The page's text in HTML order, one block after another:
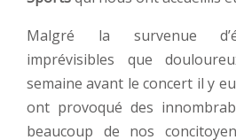
Malgré la survenue
imprévisibles que
semaine avant le concert il y
ont provoqué des
beaucoup de nos